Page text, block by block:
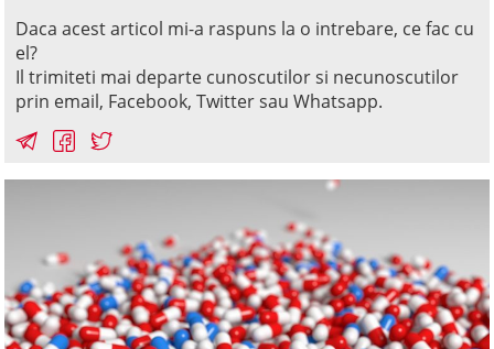
Daca acest articol mi-a raspuns la o intrebare, ce fac cu
el?
Il trimiteti mai departe cunoscutilor si necunoscutilor
prin email, Facebook, Twitter sau Whatsapp.